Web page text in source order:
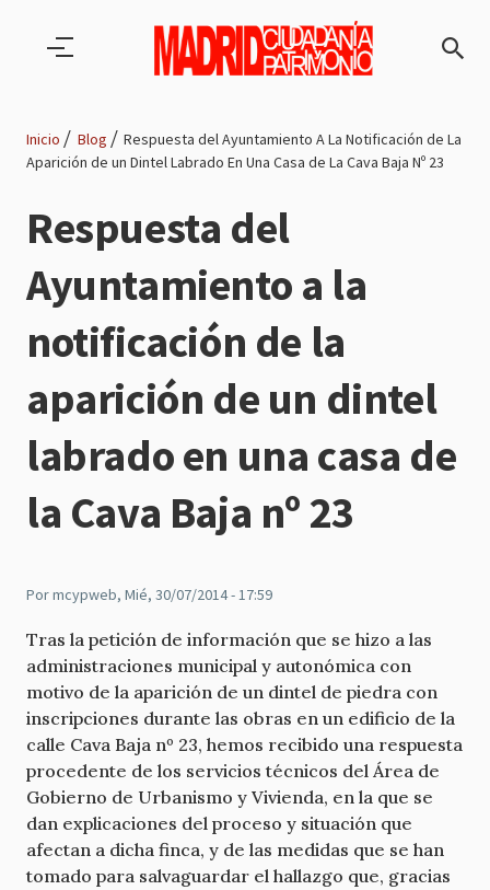
de
navegación
Inicio Blog
Respuesta del Ayuntamiento A La Notificación de La
Aparición de un Dintel Labrado En Una Casa de La Cava Baja Nº 23
Respuesta del
Ayuntamiento a la
notificación de la
aparición de un dintel
labrado en una casa de
la Cava Baja nº 23
Pormcypweb, Mié, 30/07/2014 - 17:59
Tras la petición de información que se hizo a las
administraciones municipal y autonómica con
motivo de la aparición de un dintel de piedra con
inscripciones durante las obras en un edificio de la
calle Cava Baja nº 23, hemos recibido una respuesta
procedente de los servicios técnicos del Área de
Gobierno de Urbanismo y Vivienda, en la que se
dan explicaciones del proceso y situación que
afectan a dicha finca, y de las medidas que se han
tomado para salvaguardar el hallazgo que, gracias